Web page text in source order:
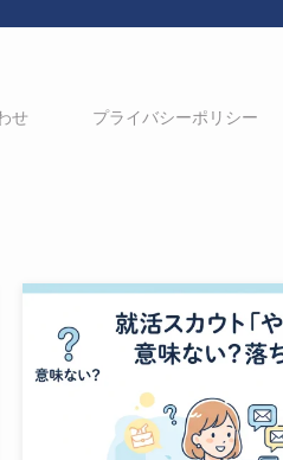
せ プライバシーポリシー